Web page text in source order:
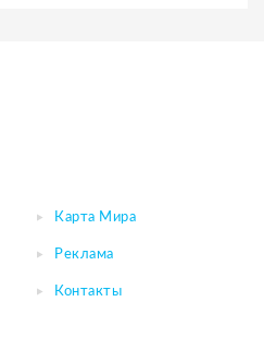
Карта Мира
Реклама
Контакты